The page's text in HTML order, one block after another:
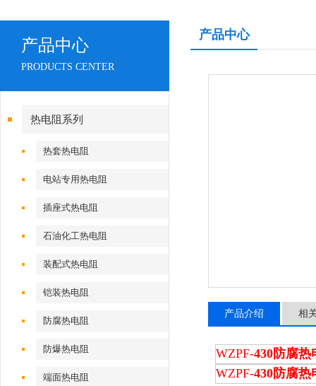
产品中心
PRODUCTS CENTER
热电阻系列
热套热电阻
电站专用热电阻
插座式热电阻
石油化工热电阻
装配式热电阻
铠装热电阻
防腐热电阻
防爆热电阻
端面热电阻
产品中心
产品介绍 相
WZPF-430防腐热
WZPF-430防腐热